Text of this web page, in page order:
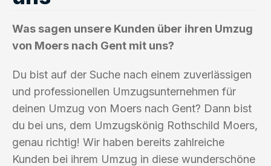
Was sagen unsere Kunden über ihren Umzug
von Moers nach Gent mit uns?
Du bist auf der Suche nach einem zuverlässigen
und professionellen Umzugsunternehmen für
deinen Umzug von Moers nach Gent? Dann bist
du bei uns, dem Umzugskönig Rothschild Moers,
genau richtig! Wir haben bereits zahlreiche
Kunden bei ihrem Umzug in diese wunderschöne